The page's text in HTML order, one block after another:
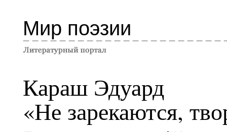
Мир поэзии
Караш Эдуард
«Не зарекаются,